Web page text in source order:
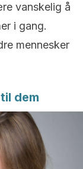
vanskelig å
i gang.
mennesker
dem